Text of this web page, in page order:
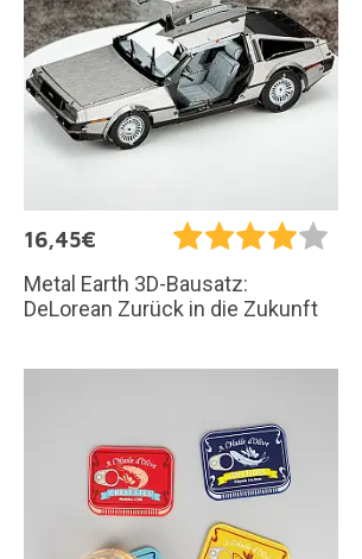
16,45€
Metal Earth 3D-Bausatz:
DeLorean Zurück in die Zukunft